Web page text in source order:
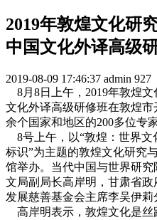
2019年敦煌文化研
中国文化外译高级
2019-08-09 17:46:37 admin 927
8月8日上午，2019年敦煌
文化外译高级研修班在敦煌
余个国家和地区的200多位专
8号上午，以“敦煌：世界文
标识”为主题的敦煌文化研究
馆举办。当代中国与世界研
文局副局长高岸明，甘肃省
发展慈善基金会主席李吴伊莉
高岸明表示，敦煌文化是丝